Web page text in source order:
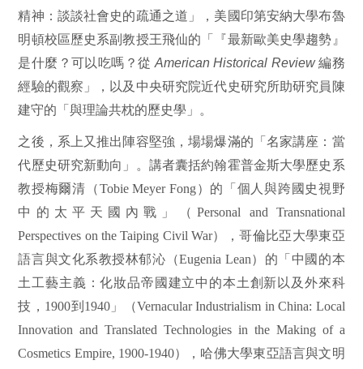
精神：談談社會史的疏通之道 」，美國印第安納大學布魯
明頓校區歷史系副教授王飛仙的「『最新歐美史學趨勢』
是什麼？可以吃嗎 ？從 American Historical Review 編務
經驗的觀察 」，以及中央研究院近代史研究所助研究 員 陳
建守的「與理論共枕的歷史學 」。
之後，系上又推出陣容堅強，場場爆滿的「名家講座：當
代歷史研究新動向」。講者囊括約翰霍普金斯大學歷史系
教授梅爾清（Tobie Meyer Fong）的「個人與跨國史視野
中的太平天國內戰」（Personal and Transnational
Perspectives on the Taiping Civil War），哥倫比亞大學東亞
語言與文化系教授林郁沁（Eugenia Lean）的「中國的本
土工藝主義：化妝品帝國建立中的本土創新以及外來科
技， 1900到 1940」（Vernacular Industrialism in China: Local
Innovation and Translated Technologies in the Making of a
Cosmetics Empire, 1900-1940），哈佛大學東亞語言與文明